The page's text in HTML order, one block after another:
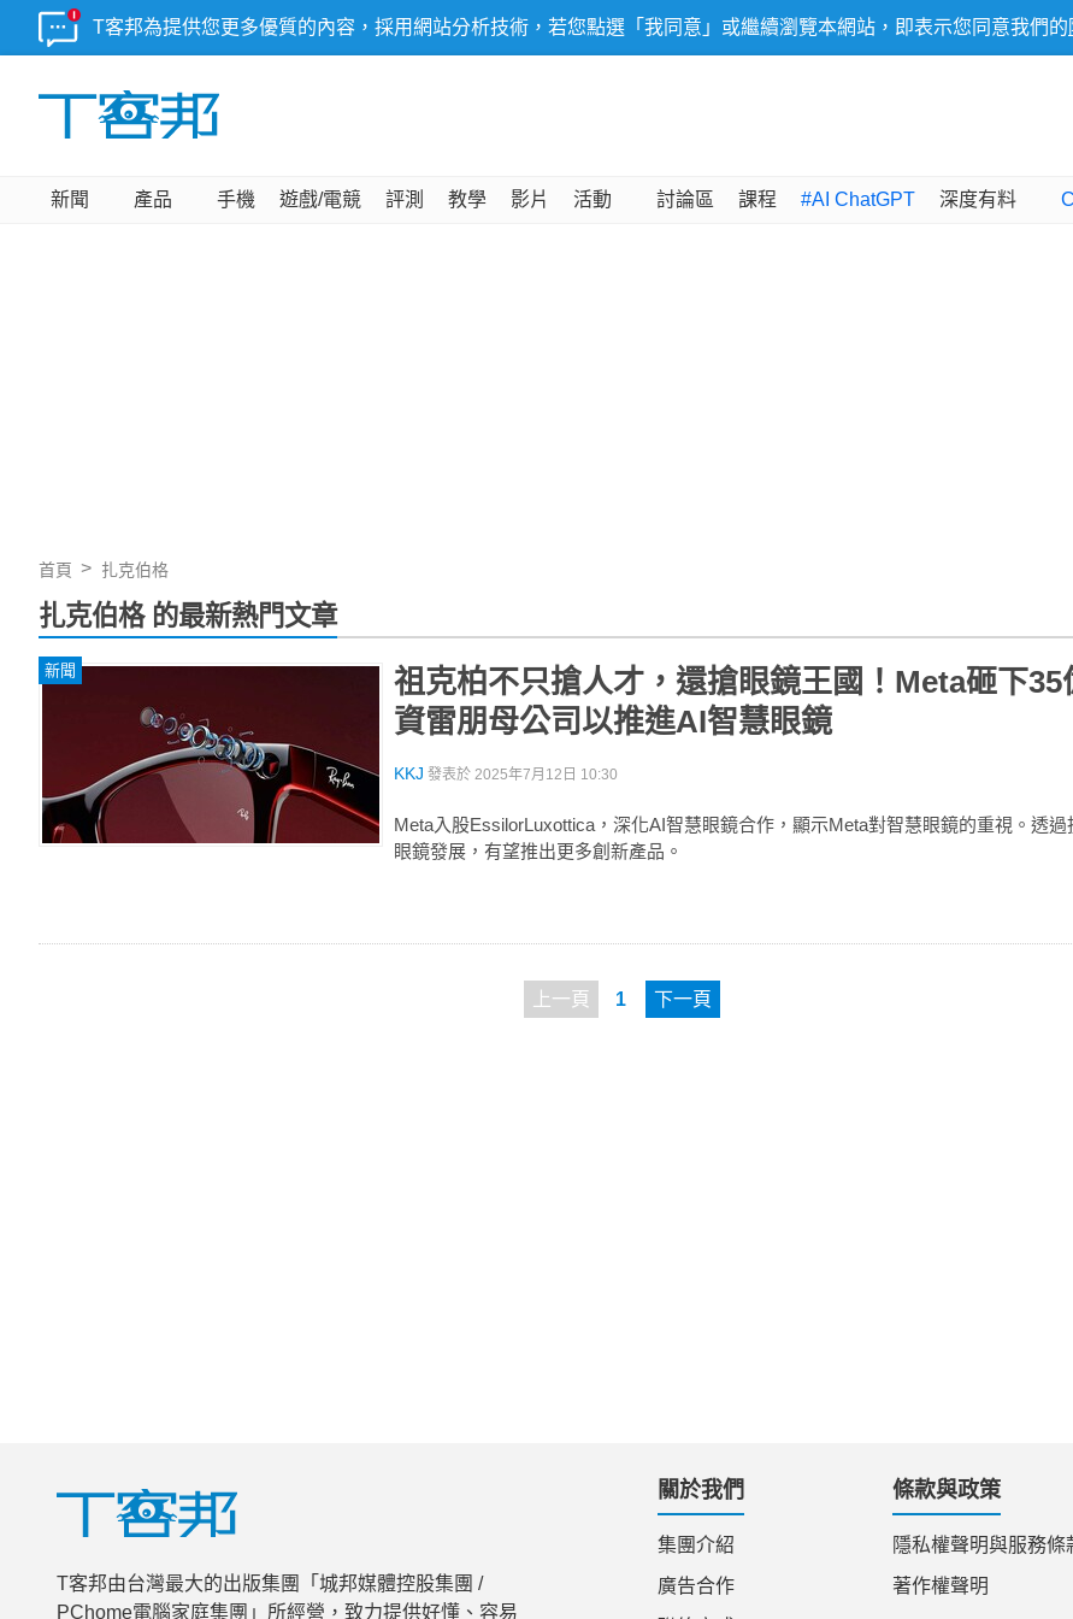
T客邦為提供您更多優質的內容，採用網站分析技術，若您點選「我同意」或繼續瀏覽本網站，即表示您同意我們的
新聞 產品 手機 遊戲/電競 評測 教學 影片 活動 討論區 課程 #AI ChatGPT 深度有料
首頁 扎克伯格
扎克伯格 的最新熱門文章
新聞
祖克柏不只搶人才，還搶眼鏡王國！Meta砸下35
資雷朋母公司以推進AI智慧眼鏡
KKJ 發表於 2025年7月12日 10:30
Meta入股EssilorLuxottica，深化AI智慧眼鏡合作，顯示Meta對智慧眼鏡的重視。透過
眼鏡發展，有望推出更多創新產品。
上一頁 1 下一頁
T客邦由台灣最大的出版集團「城邦媒體控股集團 /
PChome電腦家庭集團」所經營，致力提供好懂、容易
關於我們
集團介紹
廣告合作
條款與政策
隱私權聲明與服務條
著作權聲明